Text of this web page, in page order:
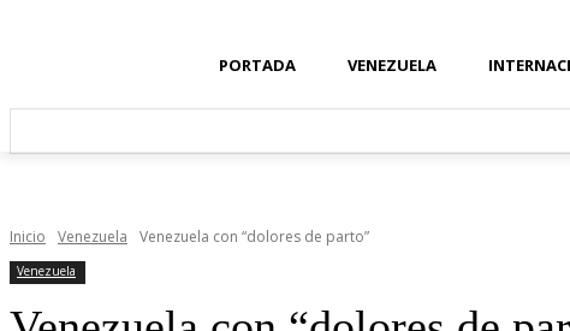
PORTADA VENEZUELA
Inicio Venezuela Venezuela con “dolores de parto”
Venezuela